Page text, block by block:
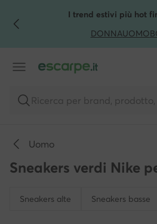
VAI AL CONTENUTO PRINCIPALE
VAI ALLA RICERCAI trend estivi più hot
DONNAUOMO
Ricerca per brand, prodotto,
Uomo
Sneakers verdi Nike
Sneakers alte Sneakers basse